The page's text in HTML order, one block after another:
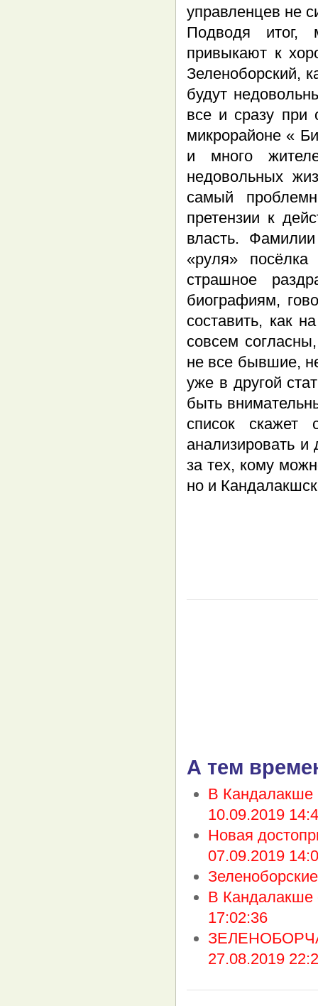
управленцев не
Подводя итог,
привыкают к
Зеленоборский,
будут
все и сразу при
микрорайоне «
и много
недовольных
самый
претензии к
власть.
«руля»
страшное
биографиям,
составить, как
совсем
не все бывшие,
уже в другой
быть
список скажет
анализировать
за тех, кому
но и
А тем
В Кандалакше
10.09.2019
Новая
07.09.2019
В Кандалакше
17:02:36
27.08.2019